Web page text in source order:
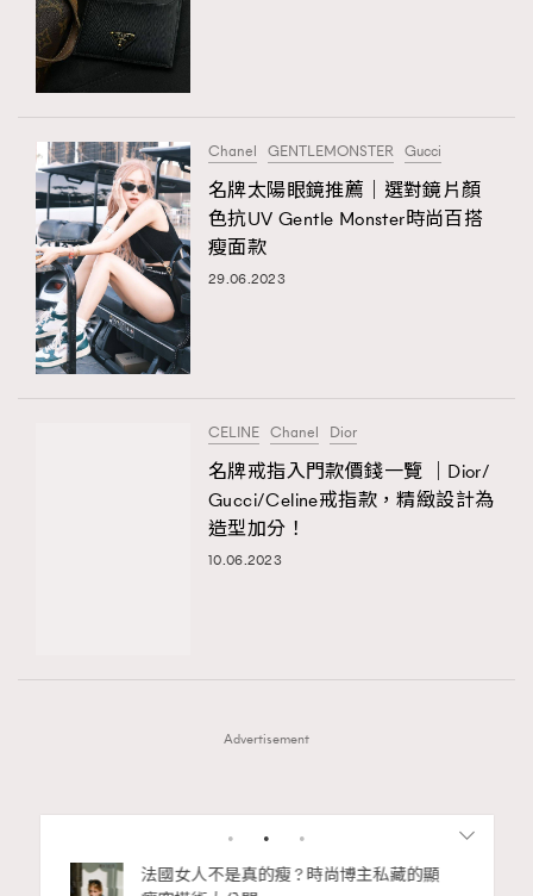
Chanel GENTLEMONSTER Gucci
名牌太陽眼鏡推薦｜選對鏡片顏
色抗UV Gentle Monster時尚百搭
瘦面款
29.06.2023
CELINE Chanel Dior
名牌戒指入門款價錢一覽 ｜Dior/
Gucci/Celine戒指款，精緻設計為
造型加分！
10.06.2023
Advertisement
4
法國女人不是真的瘦 ? 時尚博主私藏的顯